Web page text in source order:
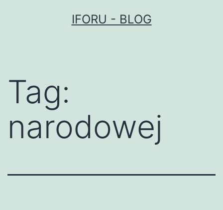
IFORU - BLOG
Tag:
narodowej